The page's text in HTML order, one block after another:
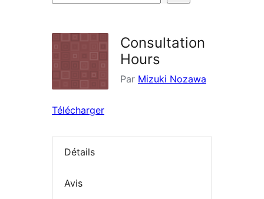
Consultation
Hours
Par Mizuki Nozawa
Télécharger
Détails
Avis